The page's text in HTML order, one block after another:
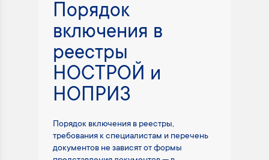
Порядок
включения в
реестры
НОСТРОЙ и
НОПРИЗ
Порядок включения в реестры,
требования к специалистам и перечень
документов не зависят от формы